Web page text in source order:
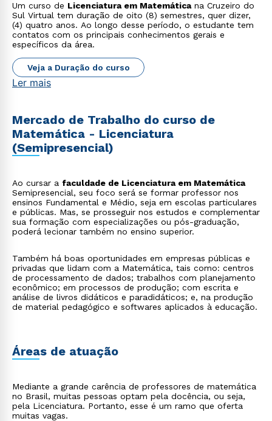
Um curso de Licenciatura em Matemáticana Cruzeiro do
Sul Virtual tem duração de oito (8) semestres, quer dizer,
(4) quatro anos. Ao longo desse período, o estudante tem
contatos com os principais conhecimentos gerais e
específicos da área.
Veja a Duração do curso
Ler mais
Mercado de Trabalho do curso de
Matemática - Licenciatura
(Semipresencial)
Ao cursar a faculdade de Licenciatura em Matemática
Semipresencial, seu foco será se formar professor nos
ensinos Fundamental e Médio, seja em escolas particulares
e públicas. Mas, se prosseguir nos estudos e complementar
sua formação com especializações ou pós-graduação,
poderá lecionar também no ensino superior.
Também há boas oportunidades em empresas públicas e
privadas que lidam com a Matemática, tais como: centros
de processamento de dados; trabalhos com planejamento
econômico; em processos de produção; com escrita e
análise de livros didáticos e paradidáticos; e, na produção
de material pedagógico e softwares aplicados à educação.
Áreas de atuação
Mediante a grande carência de professores de matemática
no Brasil, muitas pessoas optam pela docência, ou seja,
pela Licenciatura. Portanto, esse é um ramo que oferta
muitas vagas.